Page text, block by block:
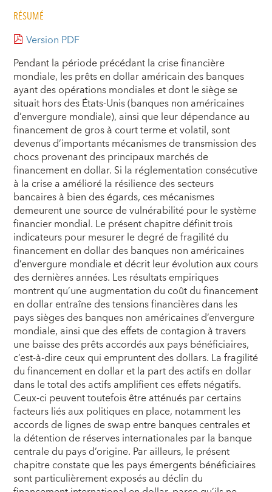
RÉSUMÉ
Version PDF
Pendant la période précédant la crise financière
mondiale, les prêts en dollar américain des banques
ayant des opérations mondiales et dont le siège se
situait hors des États-Unis (banques non américaines
d’envergure mondiale), ainsi que leur dépendance au
financement de gros à court terme et volatil, sont
devenus d’importants mécanismes de transmission des
chocs provenant des principaux marchés de
financement en dollar. Si la réglementation consécutive
à la crise a amélioré la résilience des secteurs
bancaires à bien des égards, ces mécanismes
demeurent une source de vulnérabilité pour le système
financier mondial. Le présent chapitre définit trois
indicateurs pour mesurer le degré de fragilité du
financement en dollar des banques non américaines
d’envergure mondiale et décrit leur évolution aux cours
des dernières années. Les résultats empiriques
montrent qu’une augmentation du coût du financement
en dollar entraîne des tensions financières dans les
pays sièges des banques non américaines d’envergure
mondiale, ainsi que des effets de contagion à travers
une baisse des prêts accordés aux pays bénéficiaires,
c’est-à-dire ceux qui empruntent des dollars. La fragilité
du financement en dollar et la part des actifs en dollar
dans le total des actifs amplifient ces effets négatifs.
Ceux-ci peuvent toutefois être atténués par certains
facteurs liés aux politiques en place, notamment les
accords de lignes de swap entre banques centrales et
la détention de réserves internationales par la banque
centrale du pays d’origine. Par ailleurs, le présent
chapitre constate que les pays émergents bénéficiaires
sont particulièrement exposés au déclin du